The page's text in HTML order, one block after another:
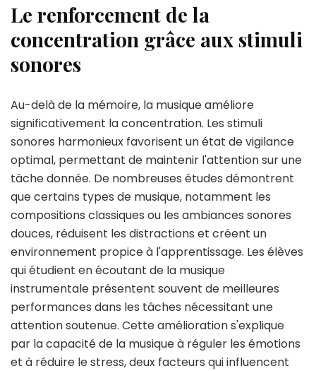
Le renforcement de la
concentration grâce aux stimuli
sonores
Au-delà de la mémoire, la musique améliore
significativement la concentration. Les stimuli
sonores harmonieux favorisent un état de vigilance
optimal, permettant de maintenir l'attention sur une
tâche donnée. De nombreuses études démontrent
que certains types de musique, notamment les
compositions classiques ou les ambiances sonores
douces, réduisent les distractions et créent un
environnement propice à l'apprentissage. Les élèves
qui étudient en écoutant de la musique
instrumentale présentent souvent de meilleures
performances dans les tâches nécessitant une
attention soutenue. Cette amélioration s'explique
par la capacité de la musique à réguler les émotions
et à réduire le stress, deux facteurs qui influencent